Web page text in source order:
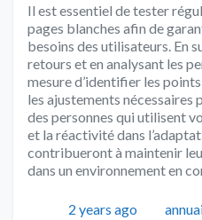
Il est essentiel de tester
pages blanches afin de
besoins des utilisateurs. En
retours et en analysant les
mesure d’identifier les
les ajustements nécessaires
des personnes qui utilisent
et la réactivité dans
contribueront à maintenir
dans un environnement en
Publié2 years ago